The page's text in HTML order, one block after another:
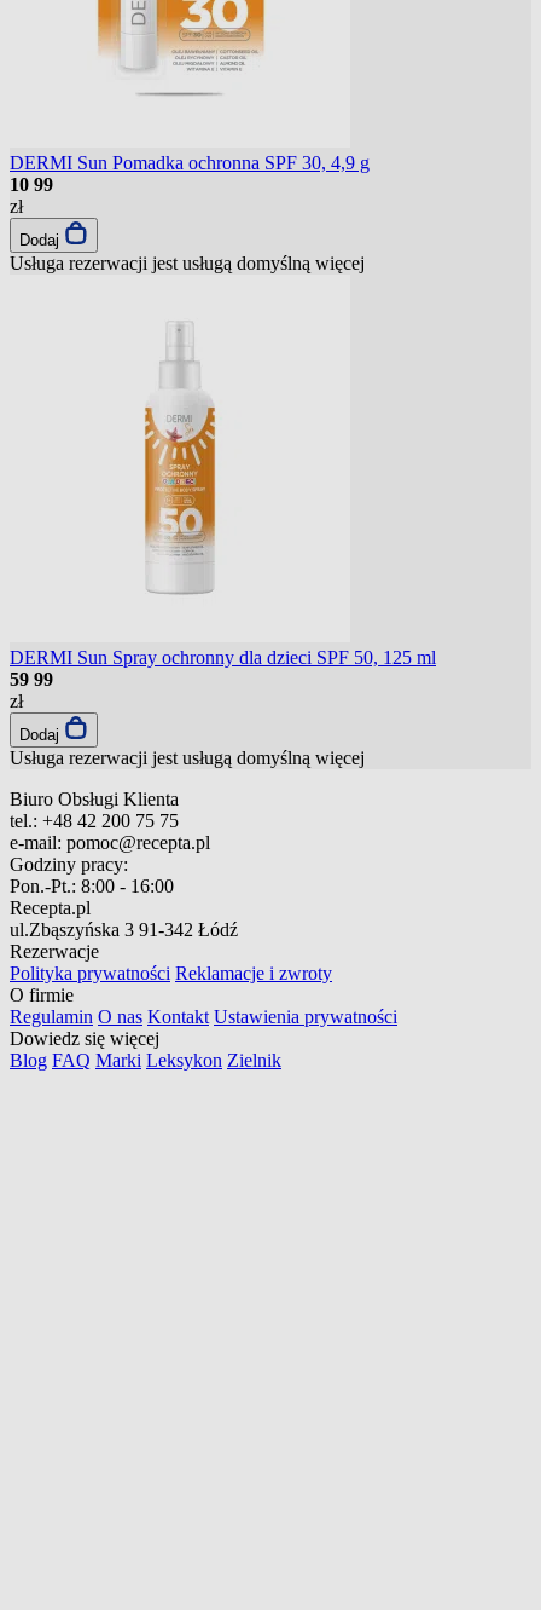
DERMI Sun Pomadka ochronna SPF 30, 4,9 g
10 99
zł
Dodaj
Usługa rezerwacji jest usługą domyślną więcej
DERMI Sun Spray ochronny dla dzieci SPF 50, 125 ml
59 99
zł
Dodaj
Usługa rezerwacji jest usługą domyślną więcej
Biuro Obsługi Klienta
tel.: +48 42 200 75 75
e-mail: pomoc@recepta.pl
Godziny pracy:
Pon.-Pt.: 8:00 - 16:00
Recepta.pl
ul.Zbąszyńska 3 91-342 Łódź
Rezerwacje
Polityka prywatności Reklamacje i zwroty
O firmie
Regulamin O nas Kontakt Ustawienia prywatności
Dowiedz się więcej
Blog FAQ Marki Leksykon Zielnik